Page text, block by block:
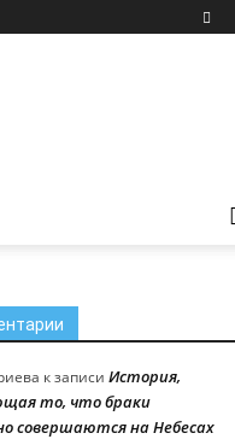
к записи История,
то, что браки
совершаются на Небесах